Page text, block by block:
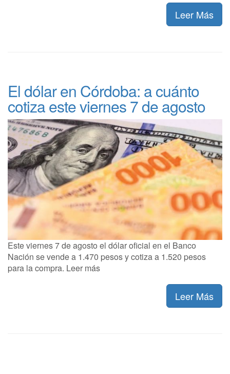
Leer Más
El dólar en Córdoba: a cuánto
cotiza este viernes 7 de agosto
Este viernes 7 de agosto el dólar oficial en el Banco
Nación se vende a 1.470 pesos y cotiza a 1.520 pesos
para la compra. Leer más
Leer Más